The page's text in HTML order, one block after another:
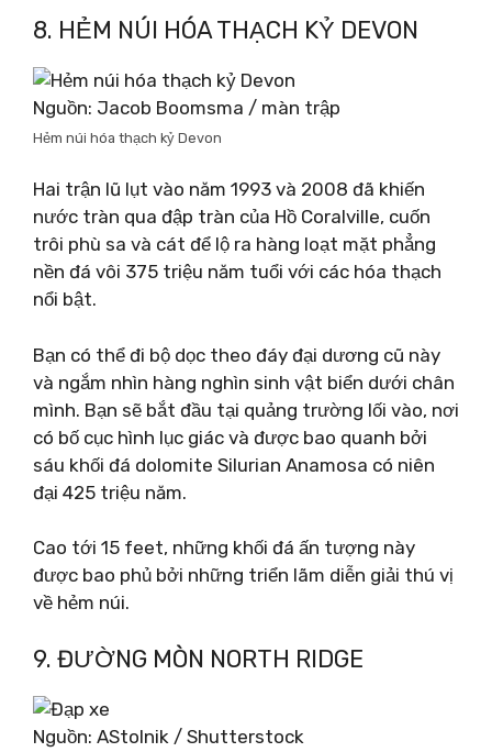
8. HẺM NÚI HÓA THẠCH KỶ DEVON
Nguồn: Jacob Boomsma / màn trập
Hẻm núi hóa thạch kỷ Devon
Hai trận lũ lụt vào năm 1993 và 2008 đã khiến
nước tràn qua đập tràn của Hồ Coralville, cuốn
trôi phù sa và cát để lộ ra hàng loạt mặt phẳng
nền đá vôi 375 triệu năm tuổi với các hóa thạch
nổi bật.
Bạn có thể đi bộ dọc theo đáy đại dương cũ này
và ngắm nhìn hàng nghìn sinh vật biển dưới chân
mình. Bạn sẽ bắt đầu tại quảng trường lối vào, nơi
có bố cục hình lục giác và được bao quanh bởi
sáu khối đá dolomite Silurian Anamosa có niên
đại 425 triệu năm.
Cao tới 15 feet, những khối đá ấn tượng này
được bao phủ bởi những triển lãm diễn giải thú vị
về hẻm núi.
9. ĐƯỜNG MÒN NORTH RIDGE
Nguồn: AStolnik / Shutterstock